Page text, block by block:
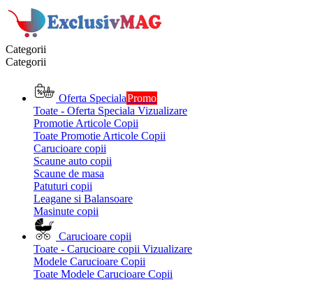
Categorii
Categorii
Oferta SpecialaPromo
Toate - Oferta Speciala Vizualizare
Promotie Articole Copii
Toate Promotie Articole Copii
Carucioare copii
Scaune auto copii
Scaune de masa
Patuturi copii
Leagane si Balansoare
Masinute copii
Carucioare copii
Toate - Carucioare copii Vizualizare
Modele Carucioare Copii
Toate Modele Carucioare Copii